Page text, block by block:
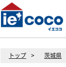
トップ > 茨城県